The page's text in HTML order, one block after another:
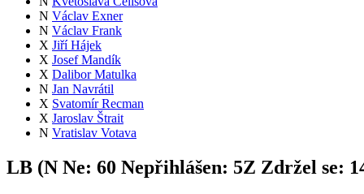
N Václav Exner
N Václav Frank
X Jiří Hájek
X Josef Mandík
X Dalibor Matulka
N Jan Navrátil
X Svatomír Recman
X Jaroslav Štrait
N Vratislav Votava
LB (N Ne: 60 Nepřihlášen: 5Z Zdržel se: